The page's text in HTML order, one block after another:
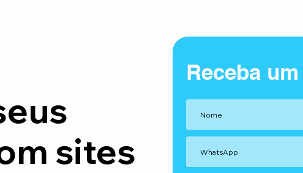
sites
Receba